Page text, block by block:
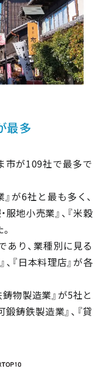
最多
市が109社で最多で
が6社と最も多く、
服地小売業』、『米穀
あり、業種別に見る
、『日本料理店』が各
物製造業』が5社と
鍛鋳鉄製造業』、『貸